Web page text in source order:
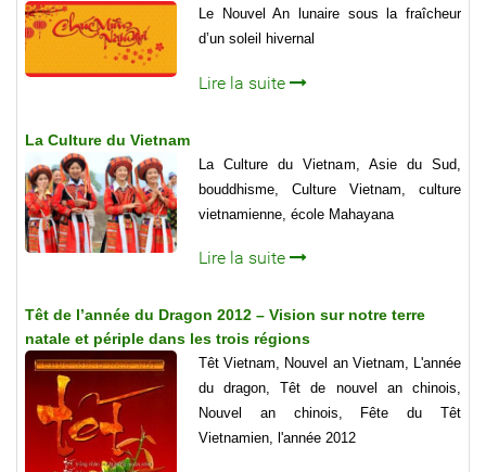
Le Nouvel An lunaire sous la fraîcheur
d’un soleil hivernal
Lire la suite
La Culture du Vietnam
La Culture du Vietnam, Asie du Sud,
bouddhisme, Culture Vietnam, culture
vietnamienne, école Mahayana
Lire la suite
Têt de l’année du Dragon 2012 – Vision sur notre terre
natale et périple dans les trois régions
Têt Vietnam, Nouvel an Vietnam, L'année
du dragon, Têt de nouvel an chinois,
Nouvel an chinois, Fête du Têt
Vietnamien, l'année 2012